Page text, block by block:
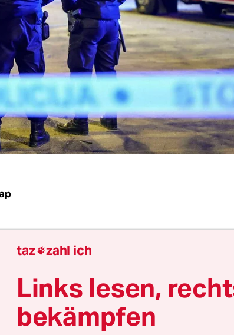
über Zagreb
gern und mittlerweile auch anders spricht
Frage, wie es möglich war, dass
ein unbekanntes Flugobjekt
taz zahl ich
Links lesen,
bekämpfen